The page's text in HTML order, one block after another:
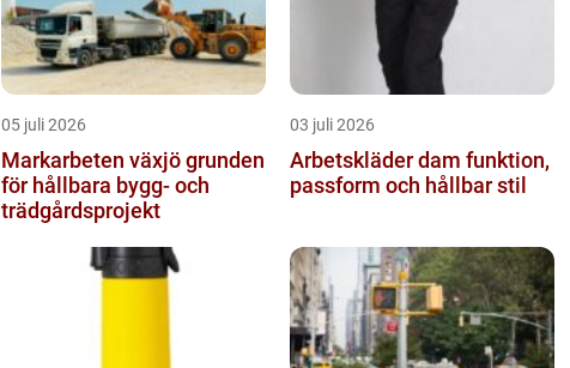
05 juli 2026
Markarbeten växjö grunden
för hållbara bygg- och
trädgårdsprojekt
03 juli 2026
Arbetskläder dam funktion,
passform och hållbar stil